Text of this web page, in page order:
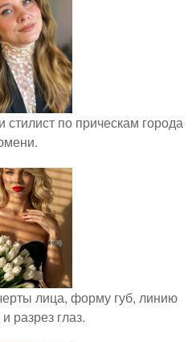
по прическам города
лица, форму губ, линию
разрез глаз.